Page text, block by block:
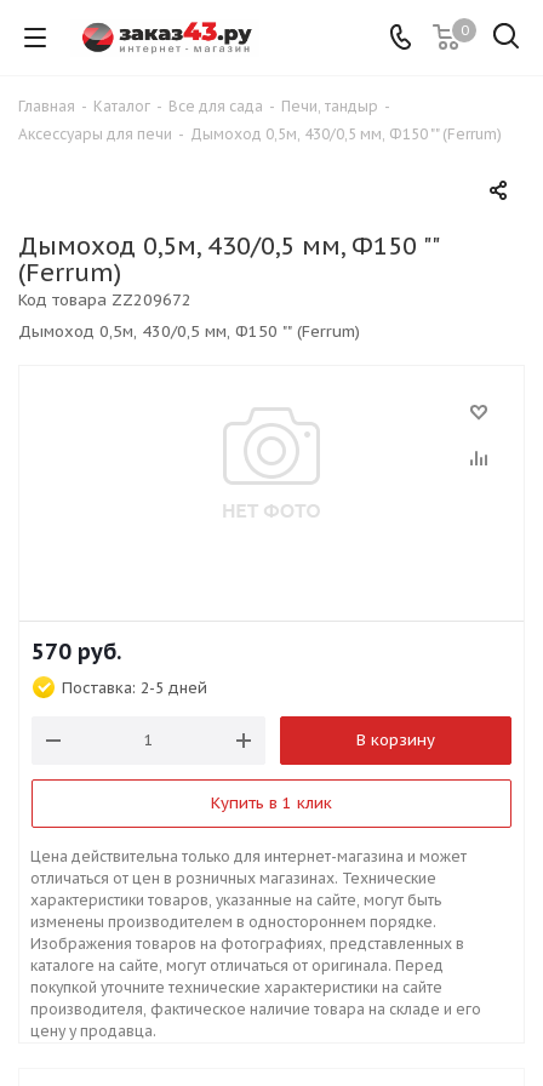
0
Главная - Каталог - Все для сада - Печи, тандыр -
Аксессуары для печи - Дымоход 0,5м, 430/0,5 мм, Ф150 "" (Ferrum)
Дымоход 0,5м, 430/0,5 мм, Ф150 ""
(Ferrum)
Дымоход 0,5м, 430/0,5 мм, Ф150 "" (Ferrum)
Код товара ZZ209672
570 руб.
Поставка: 2-5 дней
В корзину
Купить в 1 клик
Цена действительна только для интернет-магазина и может
отличаться от цен в розничных магазинах. Технические
характеристики товаров, указанные на сайте, могут быть
изменены производителем в одностороннем порядке.
Изображения товаров на фотографиях, представленных в
каталоге на сайте, могут отличаться от оригинала. Перед
покупкой уточните технические характеристики на сайте
производителя, фактическое наличие товара на складе и его
цену у продавца.